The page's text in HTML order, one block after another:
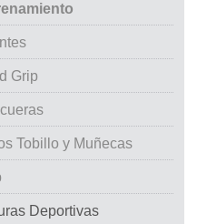
Grip
Tobillo y Muñecas
Deportivas